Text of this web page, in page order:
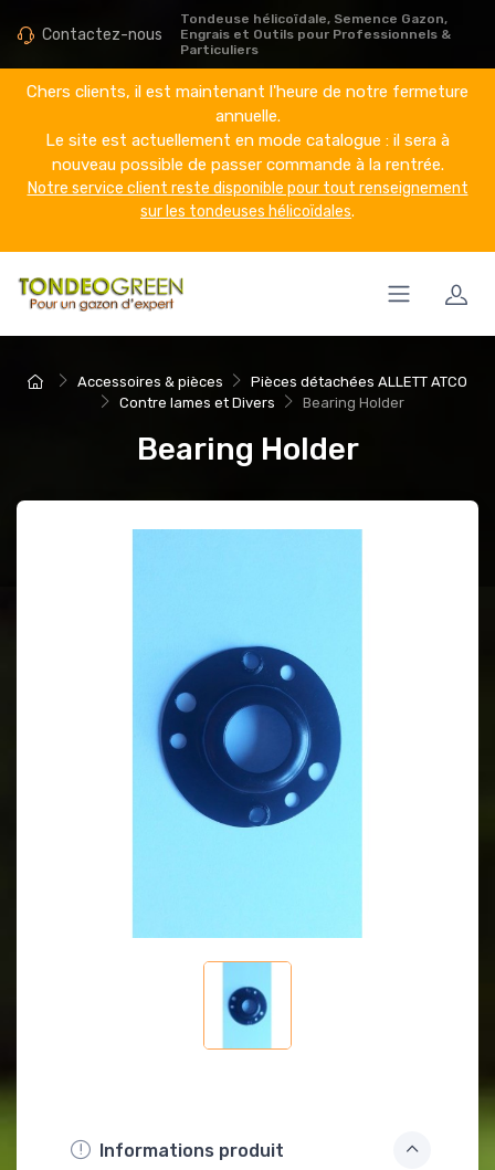
Contactez-nous
Tondeuse hélicoïdale, Semence Gazon,
Engrais et Outils pour Professionnels &
Particuliers
Chers clients, il est maintenant l'heure de notre fermeture
annuelle.
Le site est actuellement en mode catalogue : il sera à
nouveau possible de passer commande à la rentrée.
Notre service client reste disponible pour tout renseignement
sur les tondeuses hélicoïdales.
Accessoires & pièces
Pièces détachées ALLETT ATCO
Contre lames et Divers
Bearing Holder
Bearing Holder
Informations produit